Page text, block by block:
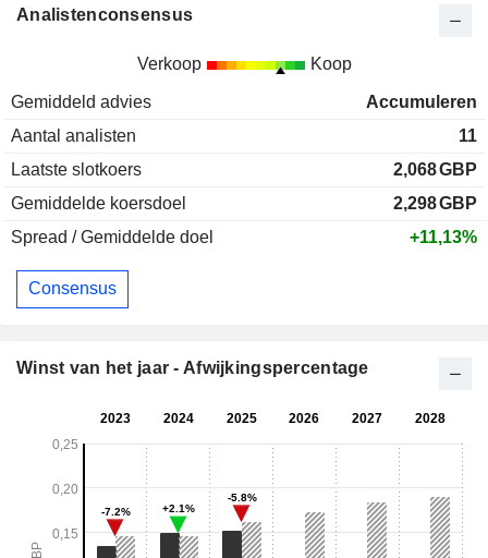
Analistenconsensus
Verkoop Koop
Gemiddeld advies
Accumuleren
Aantal analisten
11
Laatste slotkoers
2,068GBP
Gemiddelde koersdoel
2,298GBP
Spread / Gemiddelde doel
+11,13%
Consensus
Winst van het jaar - Afwijkingspercentage